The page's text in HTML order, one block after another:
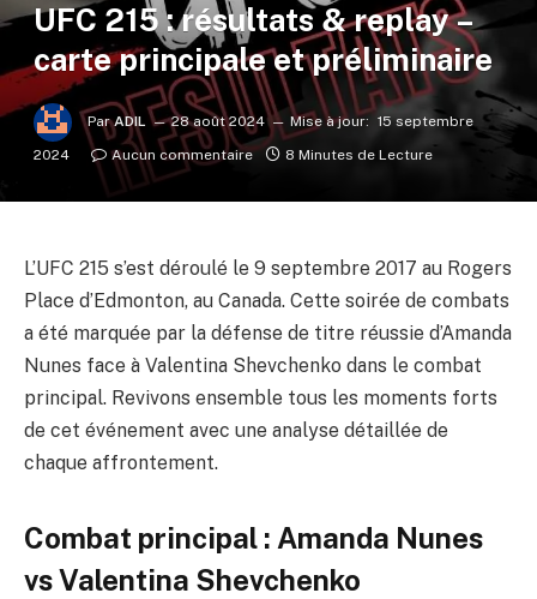
UFC 215 : résultats & replay –
carte principale et préliminaire
Par ADIL 28 août 2024 Mise à jour: 15 septembre
2024
Aucun commentaire 8 Minutes de Lecture
L’UFC 215 s’est déroulé le 9 septembre 2017 au Rogers
Place d’Edmonton, au Canada. Cette soirée de combats
a été marquée par la défense de titre réussie d’Amanda
Nunes face à Valentina Shevchenko dans le combat
principal. Revivons ensemble tous les moments forts
de cet événement avec une analyse détaillée de
chaque affrontement.
Combat principal : Amanda Nunes
vs Valentina Shevchenko